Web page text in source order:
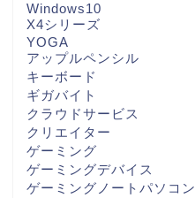
Windows10
X4シリーズ
YOGA
アップルペンシル
キーボード
ギガバイト
クラウドサービス
クリエイター
ゲーミング
ゲーミングデバイス
ゲーミングノートパソコン